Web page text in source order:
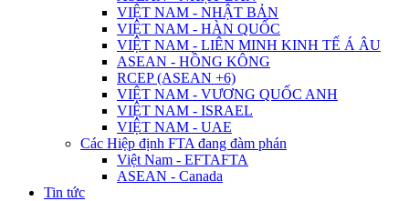
VIỆT NAM - NHẬT BẢN
VIỆT NAM - HÀN QUỐC
VIỆT NAM - LIÊN MINH KINH TẾ Á ÂU
ASEAN - HỒNG KÔNG
RCEP (ASEAN +6)
VIỆT NAM - VƯƠNG QUỐC ANH
VIỆT NAM - ISRAEL
VIỆT NAM - UAE
Các Hiệp định FTA đang đàm phán
Việt Nam - EFTAFTA
ASEAN - Canada
Tin tức